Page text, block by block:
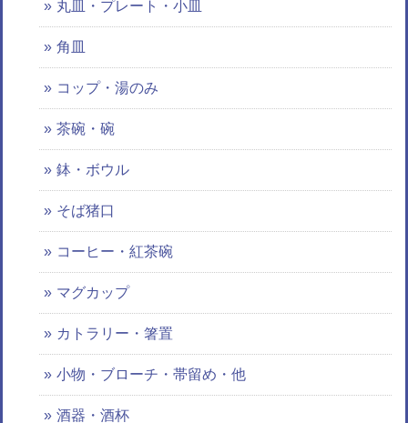
丸皿・プレート・小皿
角皿
コップ・湯のみ
茶碗・碗
鉢・ボウル
そば猪口
コーヒー・紅茶碗
マグカップ
カトラリー・箸置
小物・ブローチ・帯留め・他
酒器・酒杯